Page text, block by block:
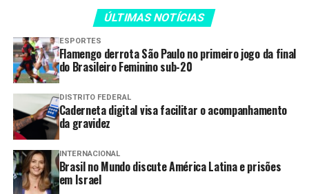
Governo de Goiás entrega casas a
custo zero em Aragarças
Goiás inicia subsídio de R$ 0,60
por litro para o diesel
A etapa já inicia a definição do grid, com os pilotos que
avançam diretamente para o Q2 (qualificação 2), que
determinará a ordem de largada da corrida Sprint e do
Grande Prêmio que acontece no domingo.
ÚLTIMAS NOTÍCIAS
ESPORTES
Flamengo derrota São Paulo no primeiro jogo da final
do Brasileiro Feminino sub-20
DISTRITO FEDERAL
Caderneta digital visa facilitar o acompanhamento
da gravidez
INTERNACIONAL
Brasil no Mundo discute América Latina e prisões
em Israel